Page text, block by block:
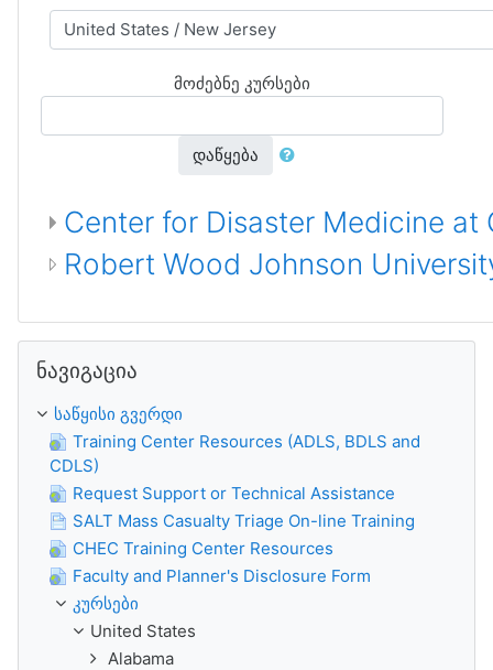
მოძებნე კურსები
დაწყება
Center for Disaster Medicine
Robert Wood Johnson
ნავიგაცია
საწყისი გვერდი
Training Center Resources (ADLS, BDLS and
CDLS)
Request Support or Technical Assistance
SALT Mass Casualty Triage On-line Training
CHEC Training Center Resources
Faculty and Planner's Disclosure Form
კურსები
United States
Alabama